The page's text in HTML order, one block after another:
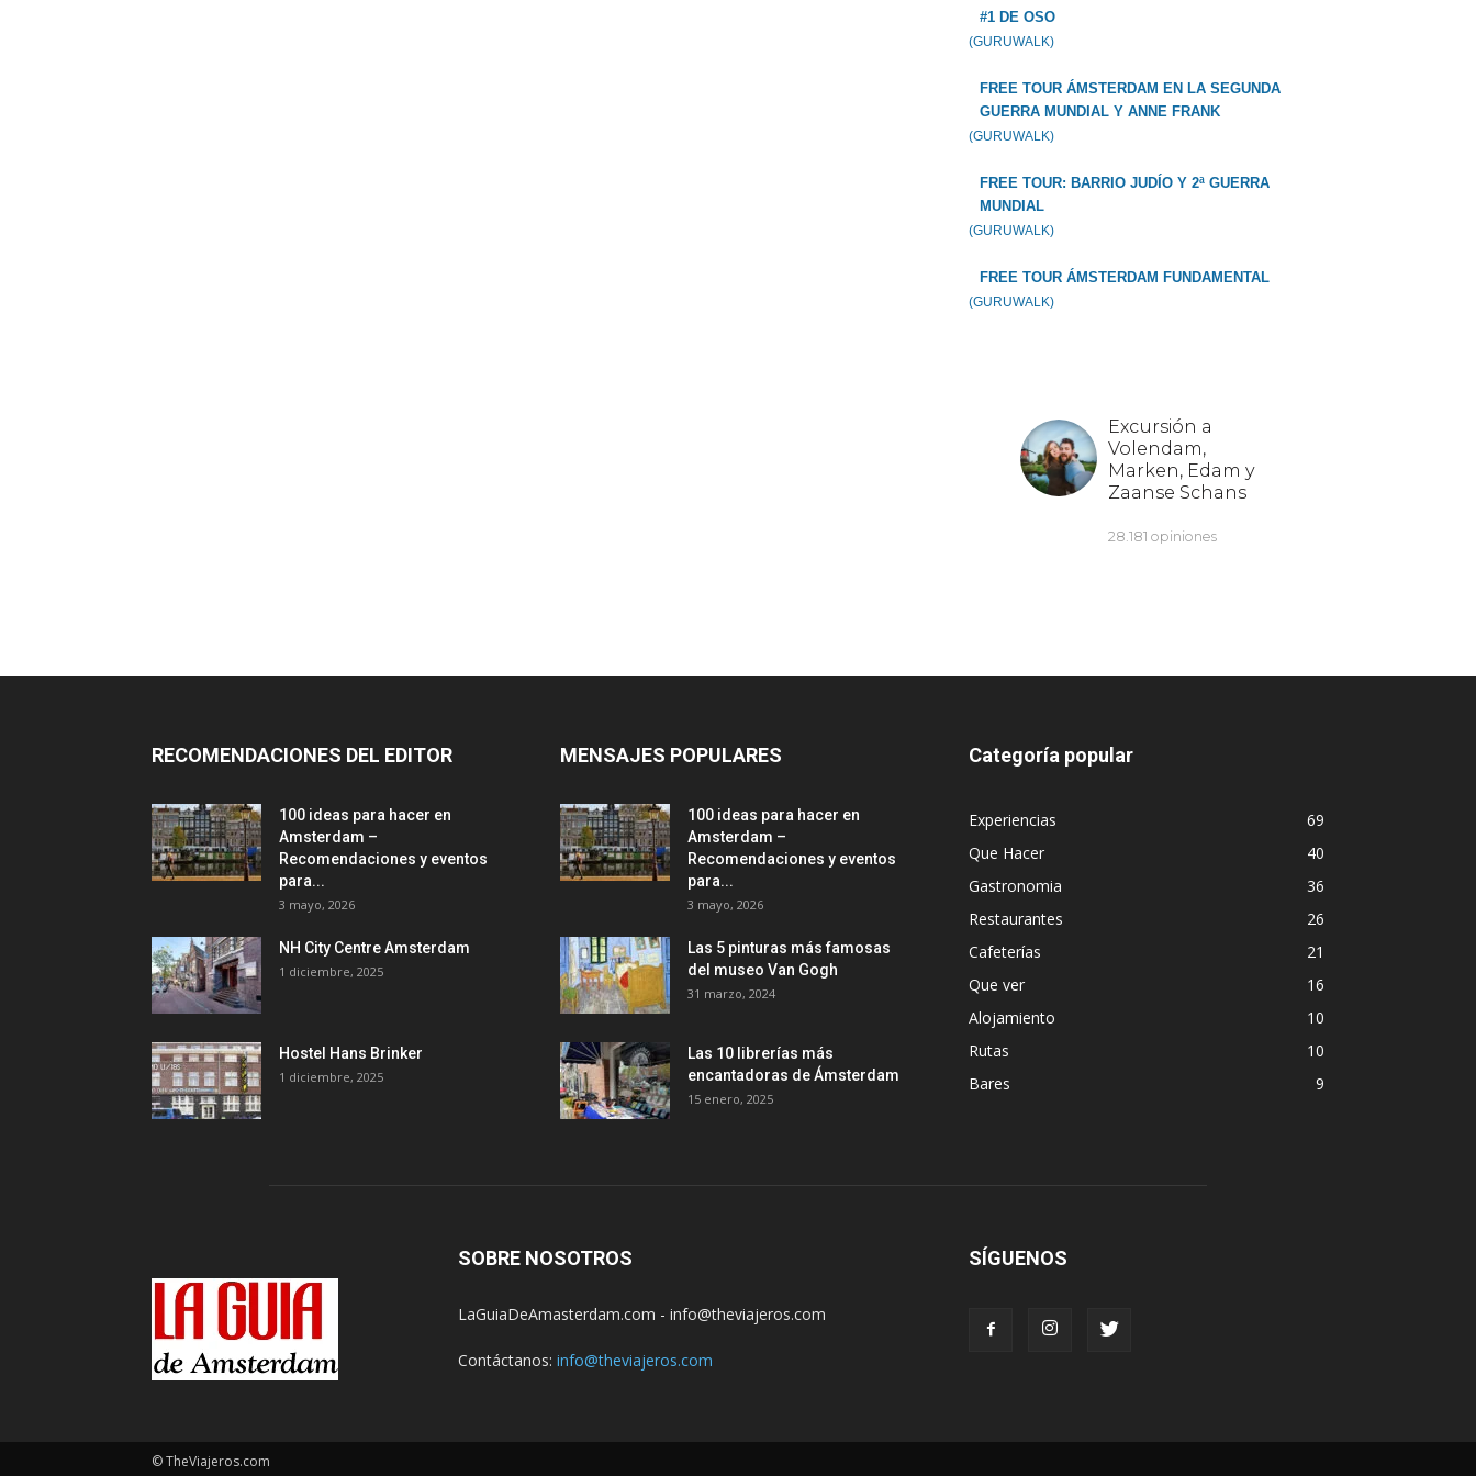
#1 DE OSO
(GURUWALK)
FREE TOUR ÁMSTERDAM EN LA SEGUNDA
GUERRA MUNDIAL Y ANNE FRANK
(GURUWALK)
FREE TOUR: BARRIO JUDÍO Y 2ª GUERRA
MUNDIAL
(GURUWALK)
FREE TOUR ÁMSTERDAM FUNDAMENTAL
(GURUWALK)
RECOMENDACIONES DEL EDITOR
100 ideas para hacer en
Amsterdam –
Recomendaciones y eventos
para...
3 mayo, 2026
NH City Centre Amsterdam
1 diciembre, 2025
Hostel Hans Brinker
1 diciembre, 2025
MENSAJES POPULARES
100 ideas para hacer en
Amsterdam –
Recomendaciones y eventos
para...
3 mayo, 2026
Las 5 pinturas más famosas
del museo Van Gogh
31 marzo, 2024
Las 10 librerías más
encantadoras de Ámsterdam
15 enero, 2025
Categoría popular
Experiencias
69
Que Hacer
40
Gastronomia
36
Restaurantes
26
Cafeterías
21
Que ver
16
Alojamiento
10
Rutas
10
Bares
9
SOBRE NOSOTROS
LaGuiaDeAmasterdam.com - info@theviajeros.com
Contáctanos: info@theviajeros.com
SÍGUENOS
© TheViajeros.com